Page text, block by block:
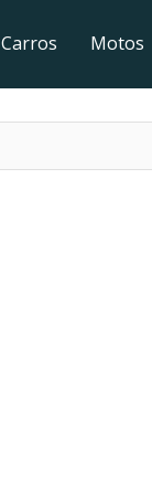
Carros Motos